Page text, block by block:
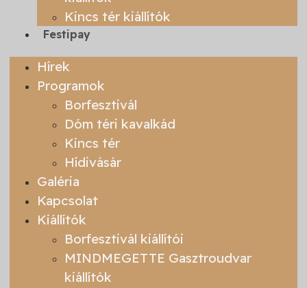
Kincs tér kiállítók
Festipay
Hírek
Programok
Borfesztivál
Dóm téri kavalkád
Kincs tér
Hídivásár
Galéria
Kapcsolat
Kiállítók
Borfesztivál kiállítói
MINDMEGETTE Gasztroudvar
kiállítók